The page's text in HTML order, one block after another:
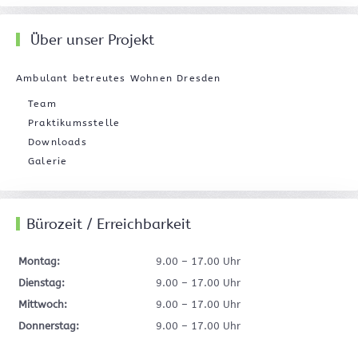
Über unser Projekt
Ambulant betreutes Wohnen Dresden
Team
Praktikumsstelle
Downloads
Galerie
Bürozeit / Erreichbarkeit
Montag:
9.00 – 17.00 Uhr
Dienstag:
9.00 – 17.00 Uhr
Mittwoch:
9.00 – 17.00 Uhr
Donnerstag:
9.00 – 17.00 Uhr